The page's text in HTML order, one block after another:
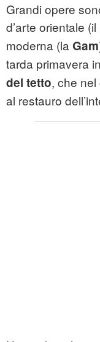
Grandi opere
d’arte orientale (il
moderna (la Gam
tarda primavera
del tetto, che
al restauro